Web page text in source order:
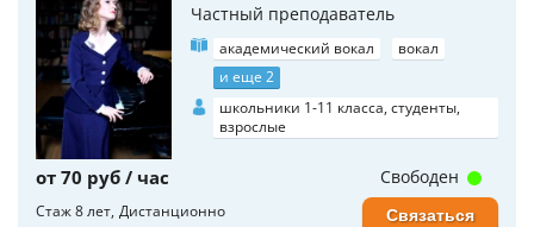
Частный преподаватель
академический вокал
вокал
и еще 2
школьники 1-11 класса, студенты,
взрослые
от 70 руб / час
Стаж 8 лет Дистанционно
Свободен
Связаться